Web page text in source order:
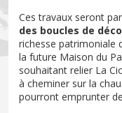
Ces travaux seront par
des boucles de
richesse patrimoniale
la future Maison du
souhaitant relier La
à cheminer sur la
pourront emprunter